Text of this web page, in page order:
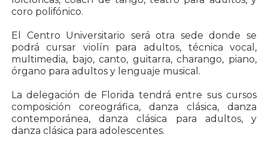
coro polifónico.
El Centro Universitario será otra sede donde se
podrá cursar violín para adultos, técnica vocal,
multimedia, bajo, canto, guitarra, charango, piano,
órgano para adultos y lenguaje musical.
La delegación de Florida tendrá entre sus cursos
composición coreográfica, danza clásica, danza
contemporánea, danza clásica para adultos, y
danza clásica para adolescentes.